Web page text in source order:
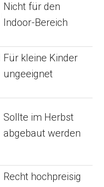
Nicht für den
Indoor-Bereich
Für kleine Kinder
ungeeignet
Sollte im Herbst
abgebaut werden
Recht hochpreisig